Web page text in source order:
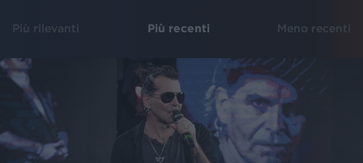
Più rilevanti Più recenti Meno recenti